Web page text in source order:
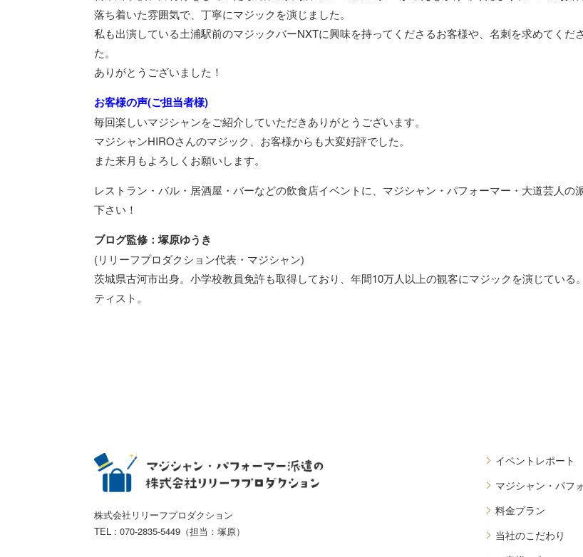
落ち着いた雰囲気で、丁寧にマジックを演じました。
私も出演している土浦駅前のマジックバーNXTに興味を持ってくださるお客様や、名刺を求めてく
た。
ありがとうございました！
お客様の声(ご担当者様)
毎回楽しいマジシャンをご紹介していただきありがとうございます。
マジシャンHIROさんのマジック、お客様からも大変好評でした。
また来月もよろしくお願いします。
レストラン・バル・居酒屋・バーなどの飲食店イベントに、マジシャン・パフォーマー・大道芸人
下さい！
ブログ監修：塚原ゆうき
(リリーフプロダクション代表・マジシャン)
茨城県古河市出身。小学校教員免許も取得しており、年間10万人以上の観客にマジックを演じてい
ティスト。
イベントレポート
マジシャン・パフ
料金プラン
当社のこだわり
株式会社リリーフプロダクション
TEL : 070-2835-5449（担当：塚原）